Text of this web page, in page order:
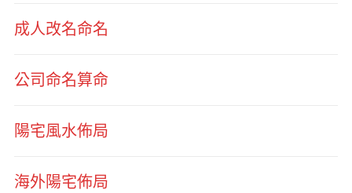
成人改名命名
公司命名算命
陽宅風水佈局
海外陽宅佈局